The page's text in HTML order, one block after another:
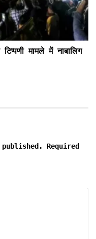
मामले में नाबालिग
Required